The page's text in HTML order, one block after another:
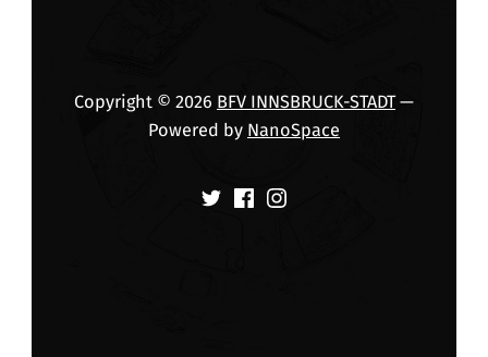
Copyright © 2026 BFV INNSBRUCK-STADT—
Powered by NanoSpace